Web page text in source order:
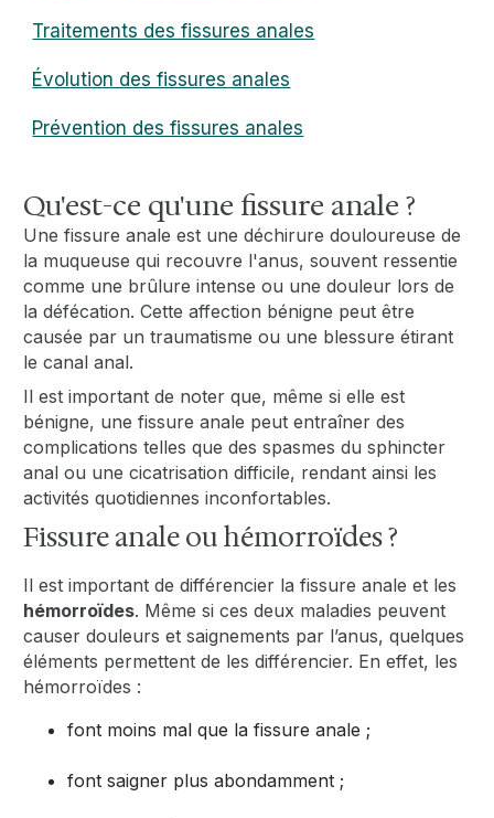
Traitements des fissures anales
Évolution des fissures anales
Prévention des fissures anales
Qu'est-ce qu'une fissure anale ?
Une fissure anale est une déchirure douloureuse de
la muqueuse qui recouvre l'anus, souvent ressentie
comme une brûlure intense ou une douleur lors de
la défécation. Cette affection bénigne peut être
causée par un traumatisme ou une blessure étirant
le canal anal.
Il est important de noter que, même si elle est
bénigne, une fissure anale peut entraîner des
complications telles que des spasmes du sphincter
anal ou une cicatrisation difficile, rendant ainsi les
activités quotidiennes inconfortables.
Fissure anale ou hémorroïdes ?
Il est important de différencier la fissure anale et les
hémorroïdes. Même si ces deux maladies peuvent
causer douleurs et saignements par l’anus, quelques
éléments permettent de les différencier. En effet, les
hémorroïdes :
font moins mal que la fissure anale ;
font saigner plus abondamment ;